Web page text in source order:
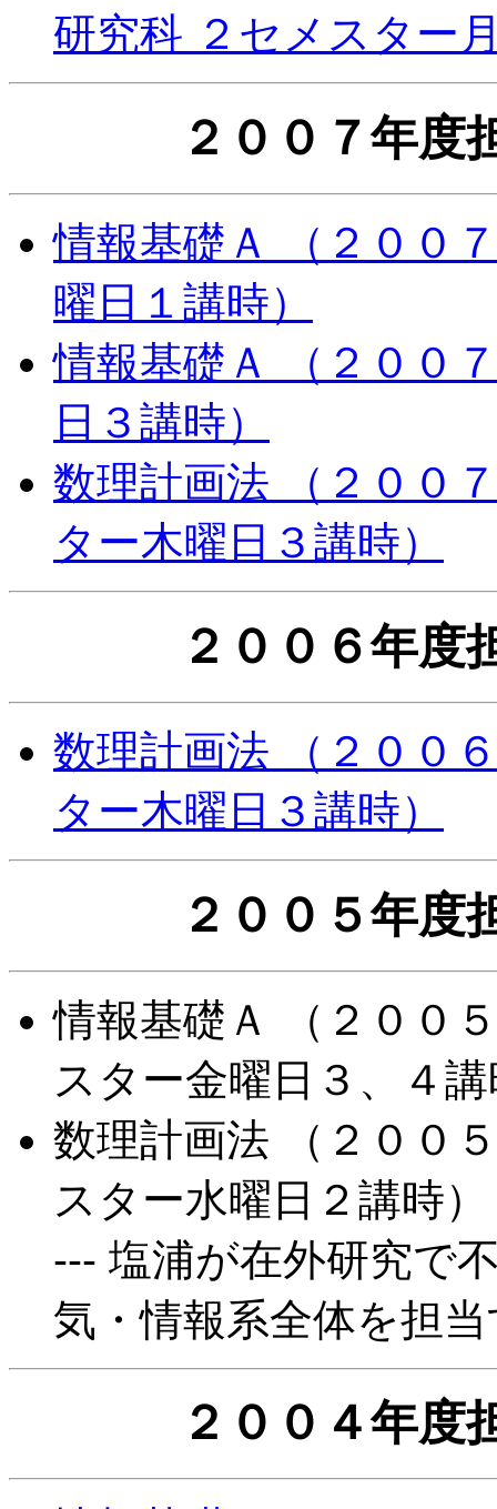
研究科 ２セメスター
２００７年度
情報基礎Ａ （２００
曜日１講時）
情報基礎Ａ （２００
日３講時）
数理計画法 （２００
ター木曜日３講時）
２００６年度
数理計画法 （２００
ター木曜日３講時）
２００５年度
情報基礎Ａ （２００
スター金曜日３、４
数理計画法 （２００
スター水曜日２講時）
--- 塩浦が在外研究で
気・情報系全体を担
２００４年度